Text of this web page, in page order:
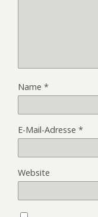
Name *
E-Mail-Adresse *
Website